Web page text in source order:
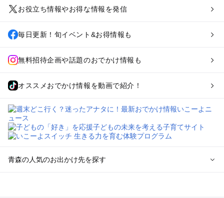
お役立ち情報やお得な情報を発信
毎日更新！旬イベント&お得情報も
無料招待企画や話題のおでかけ情報も
オススメおでかけ情報を動画で紹介！
青森の人気のお出かけ先を探す